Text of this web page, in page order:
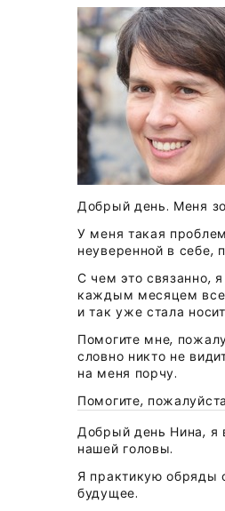
Добрый день. Меня
У меня такая
неуверенной в себе,
С чем это связанно,
каждым месяцем все
и так уже стала
Помогите мне,
словно никто не
на меня порчу.
Помогите,
Добрый день Нина, я
нашей головы.
Я практикую обряды
будущее.